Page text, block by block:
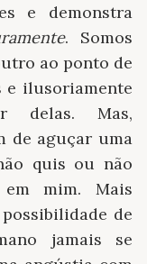
e demonstra
. Somos
ao ponto de
e ilusoriamente
delas. Mas,
de aguçar uma
quis ou não
mim. Mais
de
jamais se